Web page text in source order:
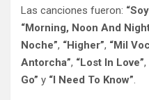
Las canciones fueron:
“Morning, Noon And
Noche”, “Higher”, “Mil
Antorcha”, “Lost In Love”,
Go” y “I Need To Know”.